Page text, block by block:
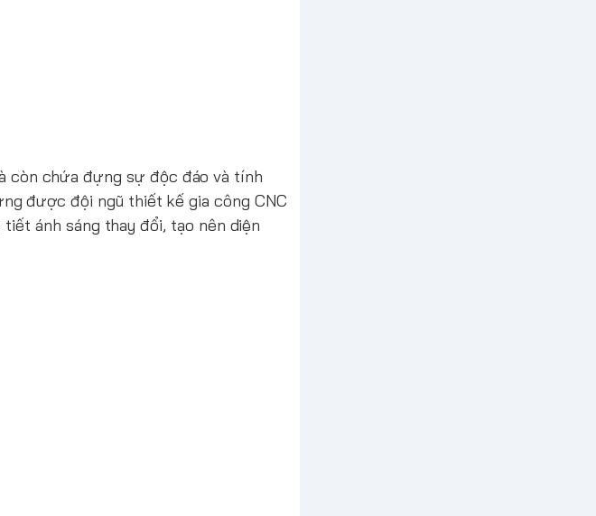
còn chứa đựng sự độc đáo và tính
được đội ngũ thiết kế gia công CNC
ánh sáng thay đổi, tạo nên diện